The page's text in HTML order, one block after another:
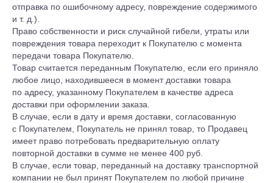
отправка по ошибочному адресу, повреждение содержимого
и т. д.).
Право собственности и риск случайной гибели, утраты или
повреждения товара переходит к Покупателю с момента
передачи товара Покупателю.
Товар считается переданным Покупателю, если его приняло
любое лицо, находившееся в момент доставки товара
по адресу, указанному Покупателем в качестве адреса
доставки при оформлении заказа.
В случае, если в дату и время доставки, согласованную
с Покупателем, Покупатель не принял товар, то Продавец
имеет право потребовать предварительную оплату
повторной доставки в сумме не менее 400 руб.
В случае, если товар, переданный на доставку транспортной
компании не был принят Покупателем по любой причине